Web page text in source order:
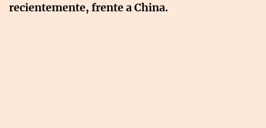
recientemente, frente a China.